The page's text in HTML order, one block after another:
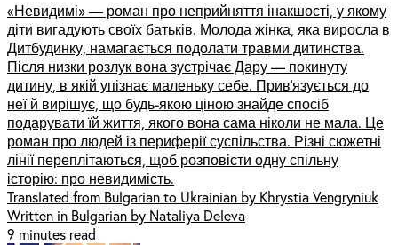
«Невидимі» –– роман про неприйняття інакшості, у якому
діти вигадують своїх батьків. Молода жінка, яка виросла в
Дитбудинку, намагається подолати травми дитинства.
Після низки розлук вона зустрічає Дару –– покинуту
дитину, в якій упізнає маленьку себе. Прив’язується до
неї й вирішує, що будь-якою ціною знайде спосіб
подарувати їй життя, якого вона сама ніколи не мала. Це
роман про людей із периферії суспільства. Різні сюжетні
лінії переплітаються, щоб розповісти одну спільну
історію: про невидимість.
Translated from Bulgarian to Ukrainian by Khrystia Vengryniuk
Written in Bulgarian by Nataliya Deleva
9 minutes read